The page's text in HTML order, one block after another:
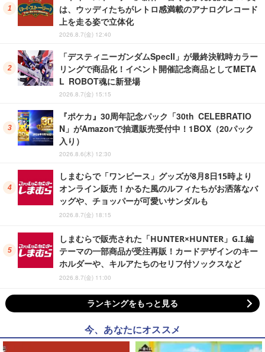
は、ウッディたちがレトロ感満載のアナログレコード
上を走る姿で立体化
2026.8.7(金) 12:40
「デスティニーガンダムSpecII」が最終決戦時カラー
リングで商品化！イベント開催記念商品としてMETA
L ROBOT魂に新登場
2026.8.7(金) 15:15
『ポケカ』30周年記念パック「30th CELEBRATIO
N」がAmazonで抽選販売受付中！1BOX（20パック
入り）
2026.8.6(木) 12:30
しまむらで「ワンピース」グッズが8月8日15時より
オンライン販売！かるた風のルフィたちがお洒落なバ
ッグや、チョッパーが可愛いサンダルも
2026.8.7(金) 18:15
しまむらで販売された「HUNTER×HUNTER」G.I.編
テーマの一部商品が受注再販！カードデザインのキー
ホルダーや、キルアたちのセリフ付ソックスなど
2026.8.7(金) 11:00
ランキングをもっと見る
今、あなたにオススメ